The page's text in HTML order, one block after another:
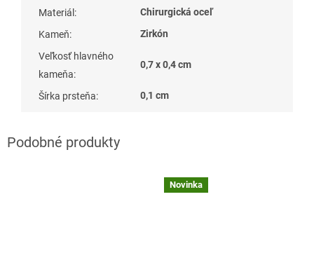
Materiál :
Chirurgická oceľ
Kameň:
Zirkón
Veľkosť hlavného
kameňa:
0,7 x 0,4 cm
Šírka prsteňa: 0,1 cm
Novinka